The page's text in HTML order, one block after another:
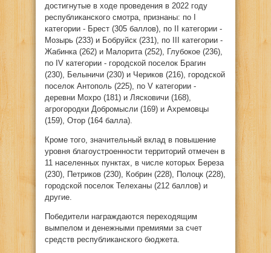
достигнутые в ходе проведения в 2022 году
республиканского смотра, признаны: по I
категории - Брест (305 баллов), по II категории -
Мозырь (233) и Бобруйск (231), по III категории -
Жабинка (262) и Малорита (252), Глубокое (236),
по IV категории - городской поселок Брагин
(230), Белыничи (230) и Чериков (216), городской
поселок Антополь (225), по V категории -
деревни Мохро (181) и Лясковичи (168),
агрогородки Добромысли (169) и Ахремовцы
(159), Отор (164 балла).
Кроме того, значительный вклад в повышение
уровня благоустроенности территорий отмечен в
11 населенных пунктах, в числе которых Береза
(230), Петриков (230), Кобрин (228), Полоцк (228),
городской поселок Телеханы (212 баллов) и
другие.
Победители награждаются переходящим
вымпелом и денежными премиями за счет
средств республиканского бюджета.